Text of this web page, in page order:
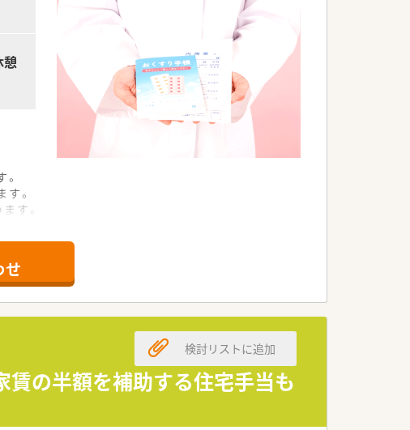
。
す。
ます。
。
す。
ます。
ます。
す。
せ
賃の半額を補助する住宅手当も
検討リストに追加